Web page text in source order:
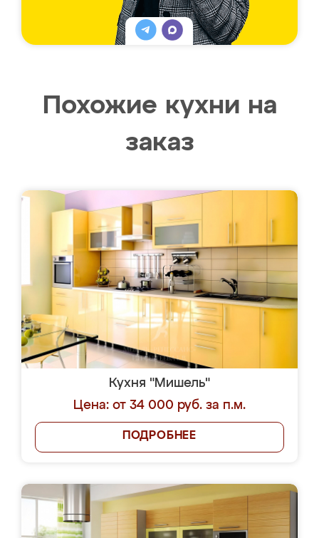
Похожие кухни на
заказ
Кухня "Мишель"
Цена: от 34 000 руб. за п.м.
ПОДРОБНЕЕ